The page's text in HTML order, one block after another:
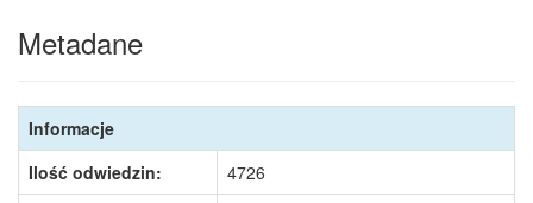
Metadane
Informacje
Ilość odwiedzin:
4726